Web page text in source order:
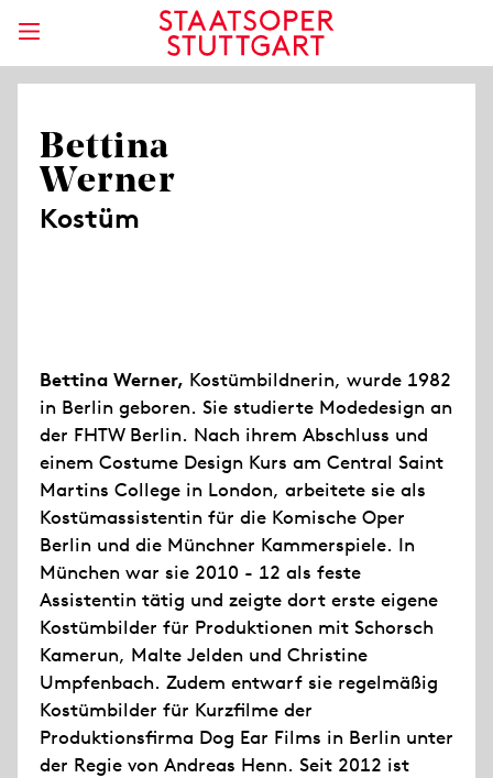
Bettina
Werner
Kostüm
Bettina Werner, Kostümbildnerin, wurde 1982
in Berlin geboren. Sie studierte Modedesign an
der FHTW Berlin. Nach ihrem Abschluss und
einem Costume Design Kurs am Central Saint
Martins College in London, arbeitete sie als
Kostümassistentin für die Komische Oper
Berlin und die Münchner Kammerspiele. In
München war sie 2010 - 12 als feste
Assistentin tätig und zeigte dort erste eigene
Kostümbilder für Produktionen mit Schorsch
Kamerun, Malte Jelden und Christine
Umpfenbach. Zudem entwarf sie regelmäßig
Kostümbilder für Kurzfilme der
Produktionsfirma Dog Ear Films in Berlin unter
der Regie von Andreas Henn. Seit 2012 ist